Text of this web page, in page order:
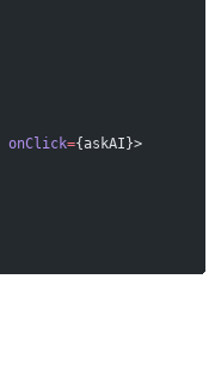
onClick={askAI}>